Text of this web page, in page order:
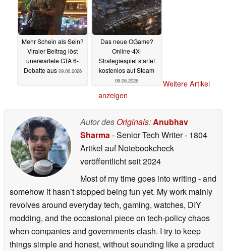
Mehr Schein als Sein?
Viraler Beitrag löst
unerwartete GTA 6-
Debatte aus 09.06.2026
Das neue OGame?
Online-4X-
Strategiespiel startet
kostenlos auf Steam
09.06.2026
Weitere Artikel
anzeigen
Autor des Originals:Anubhav
Sharma- Senior Tech Writer- 1804
Artikel auf Notebookcheck
veröffentlichtseit 2024
Most of my time goes into writing - and
somehow it hasn’t stopped being fun yet. My work mainly
revolves around everyday tech, gaming, watches, DIY
modding, and the occasional piece on tech-policy chaos
when companies and governments clash. I try to keep
things simple and honest, without sounding like a product